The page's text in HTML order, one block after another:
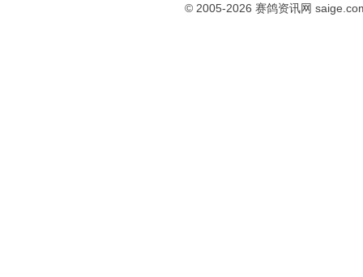
© 2005-2026 赛鸽资讯网